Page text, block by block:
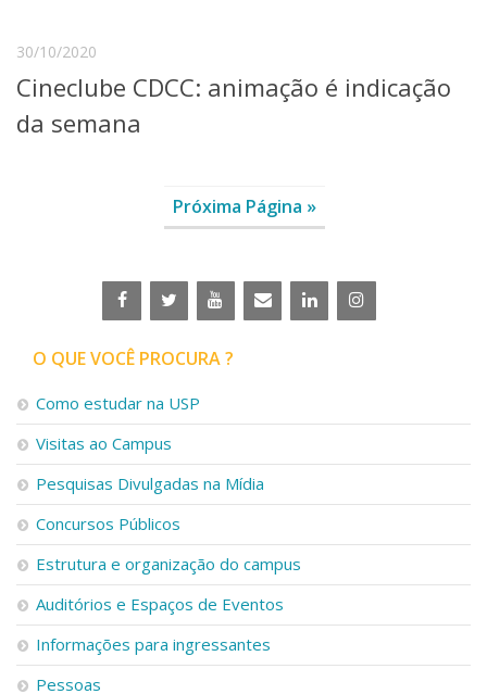
30/10/2020
Cineclube CDCC: animação é indicação
da semana
Próxima Página »
O QUE VOCÊ PROCURA ?
Como estudar na USP
Visitas ao Campus
Pesquisas Divulgadas na Mídia
Concursos Públicos
Estrutura e organização do campus
Auditórios e Espaços de Eventos
Informações para ingressantes
Pessoas